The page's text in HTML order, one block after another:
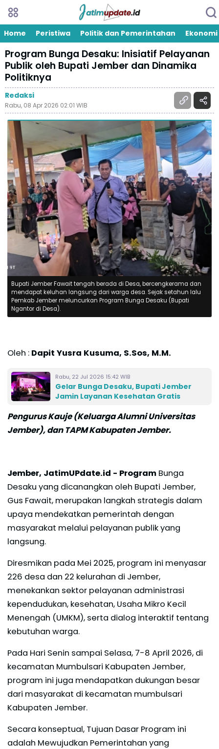
Home Peristiwa Politik dan Pemerintahan Ekonomi
Program Bunga Desaku: Inisiatif Pelayanan
Publik oleh Bupati Jember dan Dinamika
Politiknya
Redaksi
Rabu, 08 Apr 2026 02:01 WIB
Bupati Jember Fawait tengah berada di Desa, bercengkerama dan
mendapat keluhan langsung dari warga desa. Sejak setahun lalu
Pemkab Jember meluncurkan Program Bunga Desaku (Bupati
Ngantor di Desa).
Oleh : Dapit Yusra Kusuma, S.Sos, M.M.
Rabu, 22 Jul 2026 15:42 WIB
Gelar Bunga Desaku, Bupati Jember
Jamin Layanan Kesehatan Gratis
Pengurus Kauje (Keluarga Alumni Universitas
Jember), dan TAPM Kabupaten Jember.
Jember, JatimUPdate.id - Program Bunga
Desaku yang dicanangkan oleh Bupati Jember,
Gus Fawait, merupakan langkah strategis dalam
upaya mendekatkan pemerintah dengan
masyarakat melalui pelayanan publik yang
langsung.
Diresmikan pada Mei 2025, program ini menyasar
226 desa dan 22 kelurahan di Jember,
menekankan sektor pelayanan administrasi
kependudukan, kesehatan, Usaha Mikro Kecil
Menengah (UMKM), serta dialog interaktif tentang
kebutuhan warga.
Pada Hari Senin sampai Selasa, 7-8 April 2026, di
kecamatan Mumbulsari Kabupaten Jember,
program ini juga mendapatkan dukungan besar
dari masyarakat di kecamatan mumbulsari
Kabupaten Jember.
Secara konseptual, Tujuan Dasar Program ini
adalah Mewujudkan Pemerintahan yang